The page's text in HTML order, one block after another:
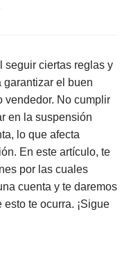
seguir ciertas reglas y
garantizar el buen
vendedor. No cumplir
en la suspensión
lo que afecta
En este artículo, te
por las cuales
cuenta y te daremos
te ocurra. ¡Sigue